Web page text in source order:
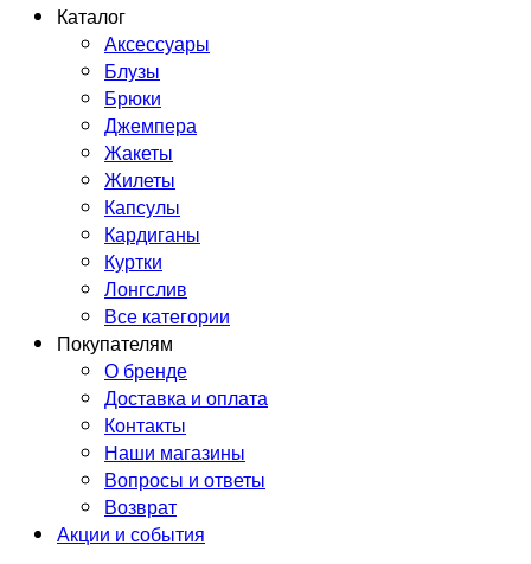
Каталог
Аксессуары
Блузы
Брюки
Джемпера
Жакеты
Жилеты
Капсулы
Кардиганы
Куртки
Лонгслив
Все категории
Покупателям
О бренде
Доставка и оплата
Контакты
Наши магазины
Вопросы и ответы
Возврат
Акции и события